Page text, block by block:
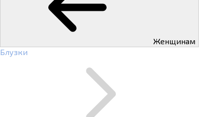
Женщинам
Блузки